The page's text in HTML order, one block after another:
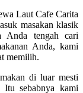
Laut Cafe Carita
masakan klasik
Anda tengah cari
Anda, kami
memilih.
di luar mesti
Itu sebabnya kami